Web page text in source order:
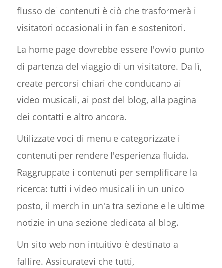
flusso dei contenuti è ciò che trasformerà i
visitatori occasionali in fan e sostenitori.
La home page dovrebbe essere l'ovvio punto
di partenza del viaggio di un visitatore. Da lì,
create percorsi chiari che conducano ai
video musicali, ai post del blog, alla pagina
dei contatti e altro ancora.
Utilizzate voci di menu e categorizzate i
contenuti per rendere l'esperienza fluida.
Raggruppate i contenuti per semplificare la
ricerca: tutti i video musicali in un unico
posto, il merch in un'altra sezione e le ultime
notizie in una sezione dedicata al blog.
Un sito web non intuitivo è destinato a
fallire. Assicuratevi che tutti,